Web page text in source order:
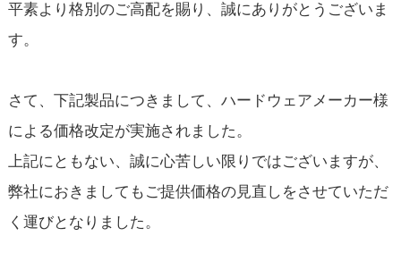
平素より格別のご高配を賜り、誠にありがとうございま
す。
さて、下記製品につきまして、ハードウェアメーカー様
による価格改定が実施されました。
上記にともない、誠に心苦しい限りではございますが、
弊社におきましてもご提供価格の見直しをさせていただ
く運びとなりました。